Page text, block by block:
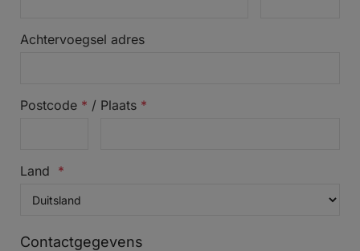
Achtervoegsel adres
Postcode * / Plaats *
Land *
Contactgegevens